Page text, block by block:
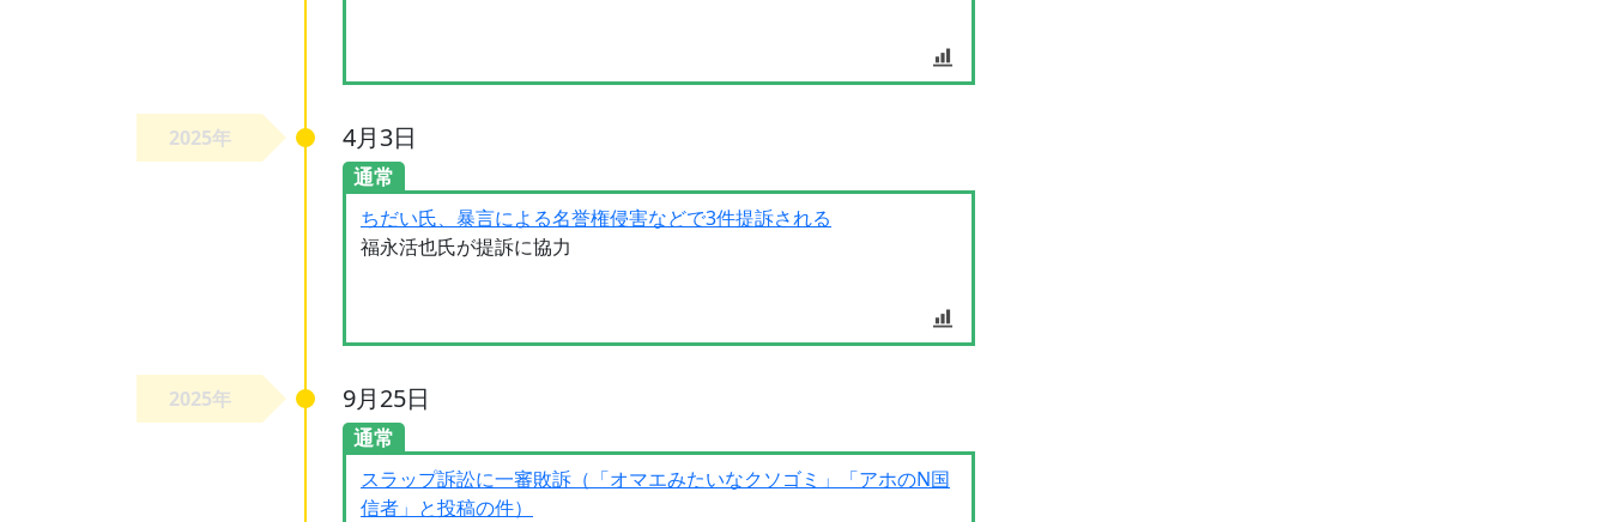
2025年 4月3日
通常
ちだい氏、暴言による名誉権侵害などで3件提訴される
福永活也氏が提訴に協力
2025年 9月25日
通常
スラップ訴訟に一審敗訴（「オマエみたいなクソゴミ」「アホのN国
信者」と投稿の件）